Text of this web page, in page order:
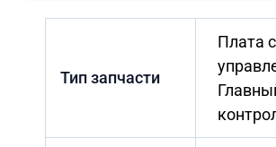
Тип запчасти
Плата